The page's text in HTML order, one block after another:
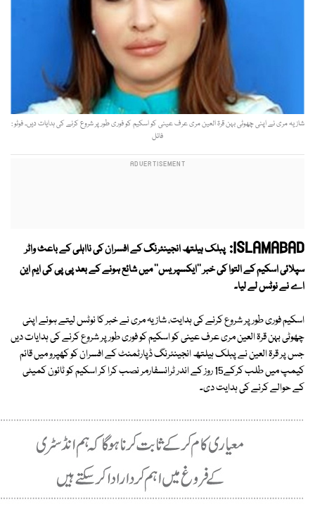
شازیہ مری نے اپنی چھوٹی بہن قرۃ العین مری عرف عینی کو اسکیم کو فوری طور پر شروع کرنے کی ہدایات دیں۔ فوٹو :
فائل
ISLAMABAD: پبلک ہیلتھ انجینئرنگ کے افسران کی نااہلی کے باعث واٹر
سپلائی اسکیم کے التوا کی خبر ''ایکسپریس'' میں شائع ہونے کے بعد پی پی کی ایم این
اے نے نوٹس لے لیا۔
اسکیم فوری طور پر شروع کرنے کی ہدایت، شازیہ مری نے خبر کا نوٹس لیتے ہوئے اپنی
چھوٹی بہن قرۃ العین مری عرف عینی کو اسکیم کو فوری طور پر شروع کرنے کی ہدایات دیں
جس پر قرۃ العین نے پبلک ہیلتھ انجینئرنگ ڈپارٹمنٹ کے افسران کو کھپرو میں قائم
کیمپ میں طلب کرکے15 روز کے اندر ٹرانسفارمر نصب کرا کر اسکیم کو ٹائون کمیٹی
کے حوالے کرنے کی ہدایت دی۔